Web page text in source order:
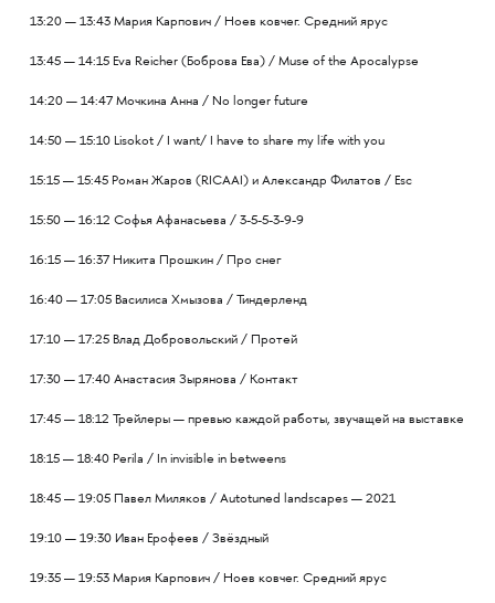
13:20 — 13:43 Мария Карпович / Ноев ковчег. Средний ярус
13:45 — 14:15 Eva Reicher (Боброва Ева) / Muse of the Apocalypse
14:20 — 14:47 Мочкина Анна / No longer future
14:50 — 15:10 Lisokot / I want/ I have to share my life with you
15:15 — 15:45 Роман Жаров (RICAAI) и Александр Филатов / Esc
15:50 — 16:12 Софья Афанасьева / 3-5-5-3-9-9
16:15 — 16:37 Никита Прошкин / Про снег
16:40 — 17:05 Василиса Хмызова / Тиндерленд
17:10 — 17:25 Влад Добровольский / Протей
17:30 — 17:40 Анастасия Зырянова / Контакт
17:45 — 18:12 Трейлеры — превью каждой работы, звучащей на выставке
18:15 — 18:40 Perila / In invisible in betweens
18:45 — 19:05 Павел Миляков / Autotuned landscapes — 2021
19:10 — 19:30 Иван Ерофеев / Звёздный
19:35 — 19:53 Мария Карпович / Ноев ковчег. Средний ярус